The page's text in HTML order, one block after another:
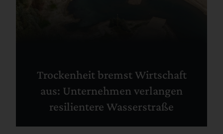
Trockenheit bremst Wirtschaft
aus: Unternehmen verlangen
resilientere Wasserstraße